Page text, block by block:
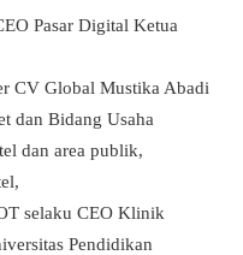
Pasar Digital Ketua
CV Global Mustika Abadi
dan Bidang Usaha
dan area publik,
selaku CEO Klinik
Pendidikan